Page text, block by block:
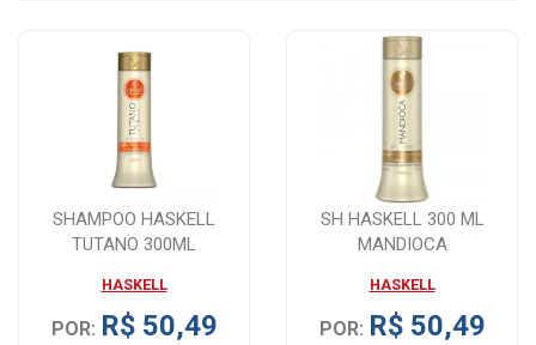
SHAMPOO HASKELL
TUTANO 300ML
HASKELL
POR: R$ 50,49
SH HASKELL 300 ML
MANDIOCA
HASKELL
POR: R$ 50,49